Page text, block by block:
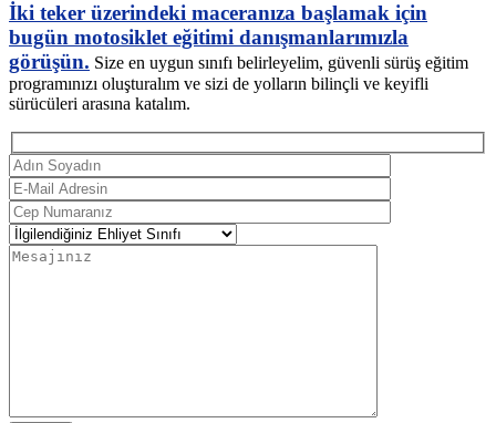
İki teker üzerindeki maceranıza başlamak için
bugün motosiklet eğitimi danışmanlarımızla
görüşün. Size en uygun sınıfı belirleyelim, güvenli sürüş eğitim
programınızı oluşturalım ve sizi de yolların bilinçli ve keyifli
sürücüleri arasına katalım.